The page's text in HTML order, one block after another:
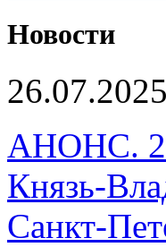
Новости
26.07.2025
АНОНС.
Князь-
Санкт-